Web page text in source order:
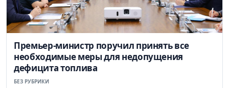
Премьер-министр поручил принять все
необходимые меры для недопущения
дефицита топлива
БЕЗ РУБРИКИ